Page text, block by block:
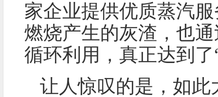
家企业提供优质蒸汽
燃烧产生的灰渣，也
循环利用，真正达到了
让人惊叹的是，如